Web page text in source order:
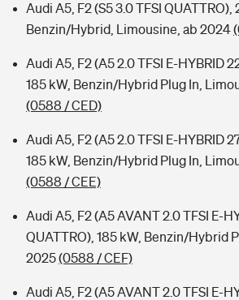
Audi A5, F2 (S5 3.0 TFSI QUATTRO),
Benzin/Hybrid, Limousine, ab 2024
Audi A5, F2 (A5 2.0 TFSI E-HYBRID
185 kW, Benzin/Hybrid Plug In,
(0588 / CED)
Audi A5, F2 (A5 2.0 TFSI E-HYBRID
185 kW, Benzin/Hybrid Plug In,
(0588 / CEE)
Audi A5, F2 (A5 AVANT 2.0 TFSI E-
QUATTRO), 185 kW, Benzin/Hybrid
2025(0588 / CEF)
Audi A5, F2 (A5 AVANT 2.0 TFSI E-